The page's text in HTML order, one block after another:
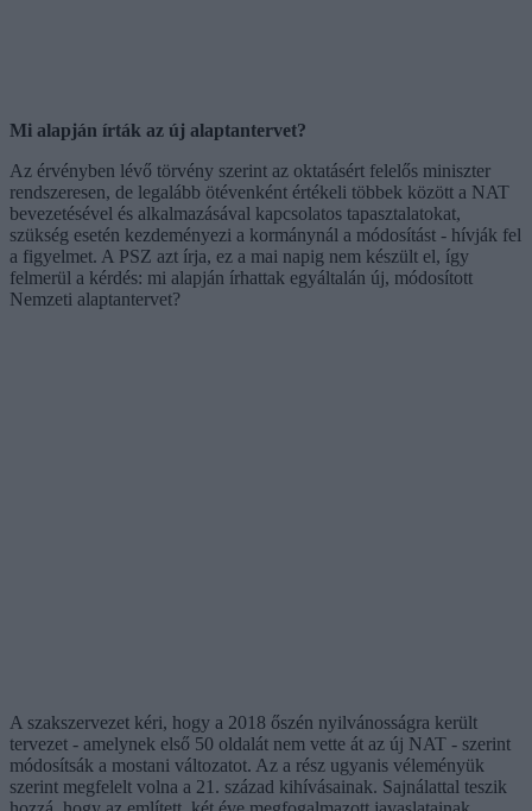
Mi alapján írták az új alaptantervet?
Az érvényben lévő törvény szerint az oktatásért felelős miniszter
rendszeresen, de legalább ötévenként értékeli többek között a NAT
bevezetésével és alkalmazásával kapcsolatos tapasztalatokat,
szükség esetén kezdeményezi a kormánynál a módosítást - hívják fel
a figyelmet. A PSZ azt írja, ez a mai napig nem készült el, így
felmerül a kérdés: mi alapján írhattak egyáltalán új, módosított
Nemzeti alaptantervet?
A szakszervezet kéri, hogy a 2018 őszén nyilvánosságra került
tervezet - amelynek első 50 oldalát nem vette át az új NAT - szerint
módosítsák a mostani változatot. Az a rész ugyanis véleményük
szerint megfelelt volna a 21. század kihívásainak. Sajnálattal teszik